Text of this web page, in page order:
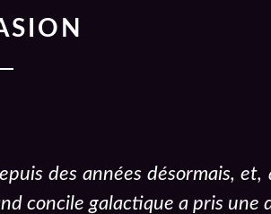
des années désormais,
concile galactique a pris une